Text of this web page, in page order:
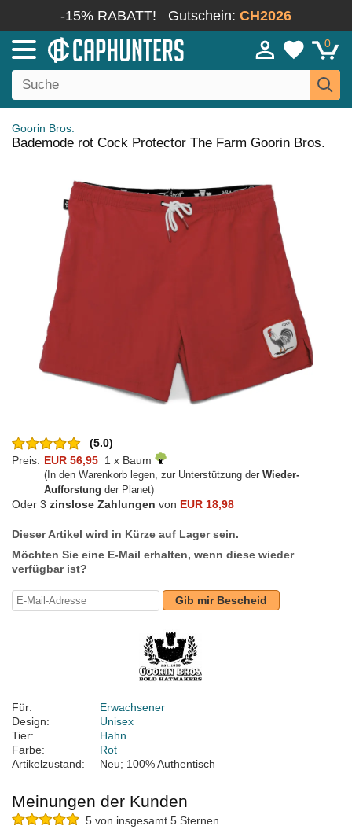
-15% RABATT! Gutschein: CH2026
0
Goorin Bros.
Bademode rot Cock Protector The Farm Goorin Bros.
(5.0)
Preis: EUR 56,95 1 x Baum
(In den Warenkorb legen, zur Unterstützung der Wieder-
Aufforstung der Planet)
Oder 3 zinslose Zahlungen von EUR 18,98
Dieser Artikel wird in Kürze auf Lager sein.
Möchten Sie eine E-Mail erhalten, wenn diese wieder
verfügbar ist?
Gib mir Bescheid
Für:
Erwachsener
Design:
Unisex
Tier:
Hahn
Farbe:
Rot
Artikelzustand:
Neu; 100% Authentisch
Meinungen der Kunden
5 von insgesamt 5 Sternen